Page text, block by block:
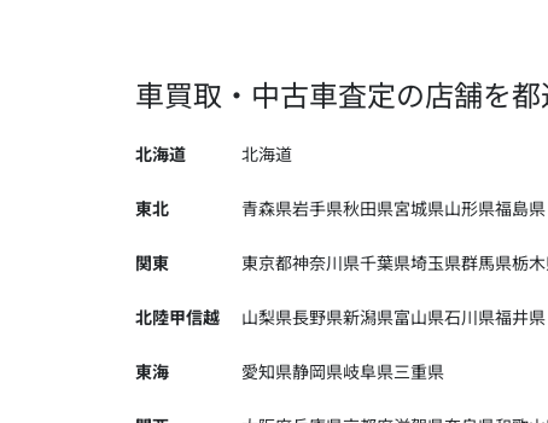
車買取・中古車査定の店舗を
北海道 北海道
東北 青森県岩手県秋田県宮城県山形県福島県
関東 東京都神奈川県千葉県埼玉県群馬県栃
北陸甲信越 山梨県長野県新潟県富山県石川県福井県
東海 愛知県静岡県岐阜県三重県